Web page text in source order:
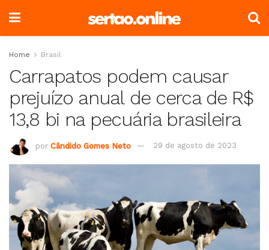
Home Brasil
Carrapatos podem causar
prejuízo anual de cerca de R$
13,8 bi na pecuária brasileira
por Cândido Gomes Neto 29 de agosto de 2023